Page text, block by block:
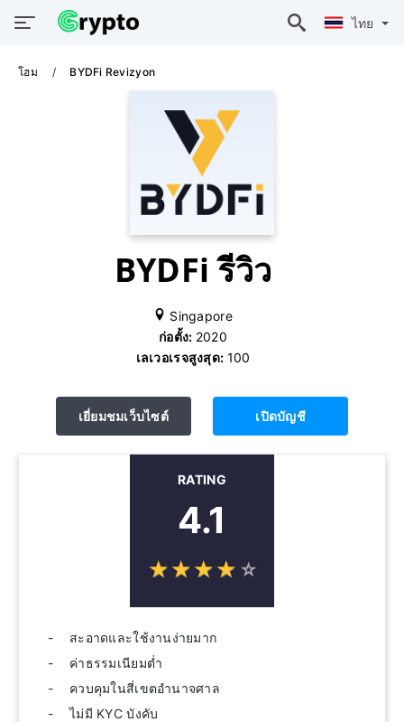
ไทย
โฮม BYDFi Revizyon
BYDFi รีวิว
Singapore
ก่อตั้ง: 2020
เลเวอเรจสูงสุด: 100
เยี่ยมชมเว็บไซต์ เปิดบัญชี
RATING
4.1
☆☆☆☆ ☆
★★★★ ★
สะอาดและใช้งานง่ายมาก
ค่าธรรมเนียมต่ำ
ควบคุมในสี่เขตอำนาจศาล
ไม่มี KYC บังคับ